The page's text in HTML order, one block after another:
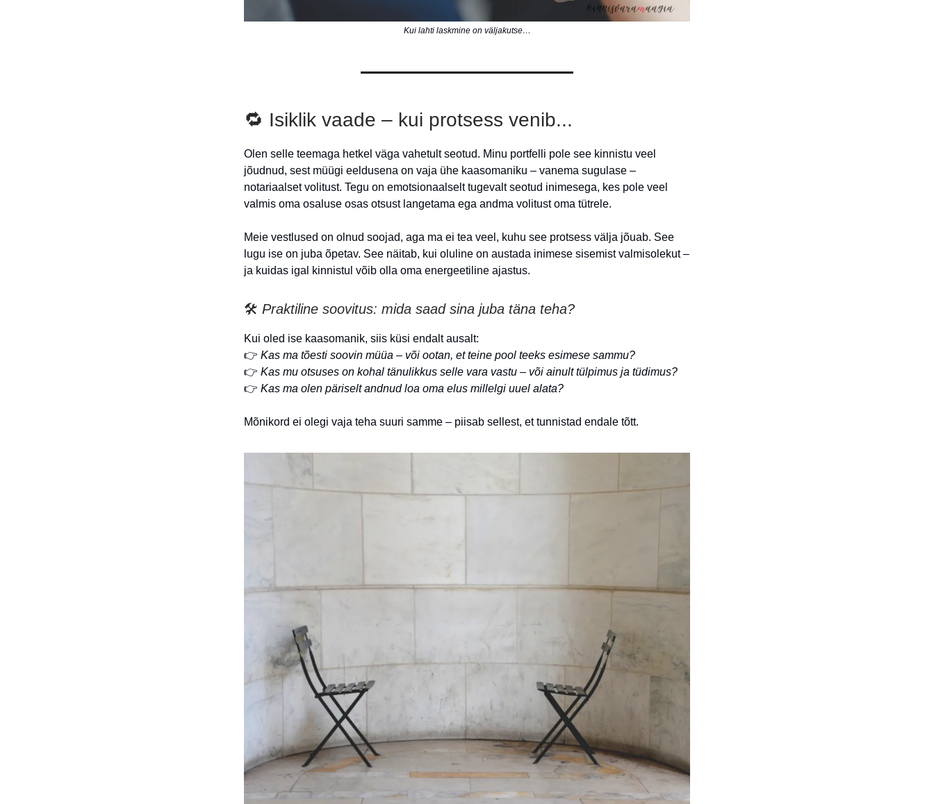
Kui lahti laskmine on väljakutse…
🔁 Isiklik vaade – kui protsess venib...
Olen selle teemaga hetkel väga vahetult seotud. Minu portfelli pole see kinnistu veel
jõudnud, sest müügi eeldusena on vaja ühe kaasomaniku – vanema sugulase –
notariaalset volitust. Tegu on emotsionaalselt tugevalt seotud inimesega, kes pole veel
valmis oma osaluse osas otsust langetama ega andma volitust oma tütrele.
Meie vestlused on olnud soojad, aga ma ei tea veel, kuhu see protsess välja jõuab. See
lugu ise on juba õpetav. See näitab, kui oluline on austada inimese sisemist valmisolekut –
ja kuidas igal kinnistul võib olla oma energeetiline ajastus.
🛠️ Praktiline soovitus: mida saad sina juba täna teha?
Kui oled ise kaasomanik, siis küsi endalt ausalt:
👉 Kas ma tõesti soovin müüa – või ootan, et teine pool teeks esimese sammu?
👉 Kas mu otsuses on kohal tänulikkus selle vara vastu – või ainult tülpimus ja tüdimus?
👉 Kas ma olen päriselt andnud loa oma elus millelgi uuel alata?
Mõnikord ei olegi vaja teha suuri samme – piisab sellest, et tunnistad endale tõtt.